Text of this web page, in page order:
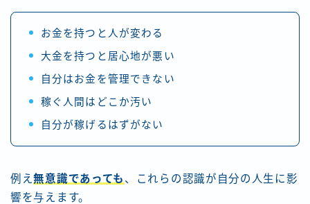
お金を持つと人が変わる
大金を持つと居心地が悪い
自分はお金を管理できない
稼ぐ人間はどこか汚い
自分が稼げるはずがない
例え無意識であっても 、これらの認識が自分の人生に影
響を与えます。